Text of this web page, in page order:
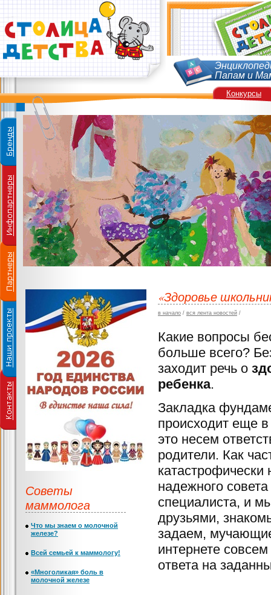
Папам и
«Здоровье
в начало / вся лента новостей /
Какие вопросы
больше всего?
заходит речь о
ребенка.
Закладка
происходит еще
это несем
родители. Как
катастрофически
надежного
специалиста, и
друзьями,
задаем,
интернете
ответа на
Советы
маммолога
Что мы знаем о молочной
железе?
Всей семьей к маммологу!
«Многоликая» боль в
молочной железе
Конкурсы